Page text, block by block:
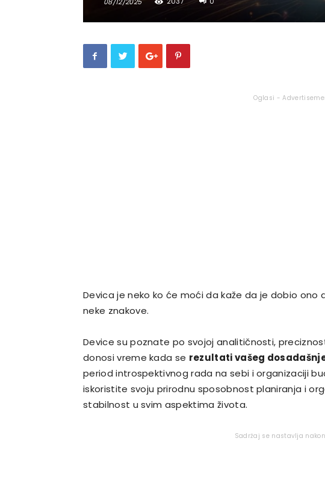
Oglasi -
Devica je neko ko će moći da kaže da je dobio ono
neke znakove.
Device su poznate po svojoj analitičnosti,
donosi vreme kada se rezultati vašeg
period introspektivnog rada na sebi i organizaciji
iskoristite svoju prirodnu sposobnost planiranja i
stabilnost u svim aspektima života.
Sadržaj se nastavlja